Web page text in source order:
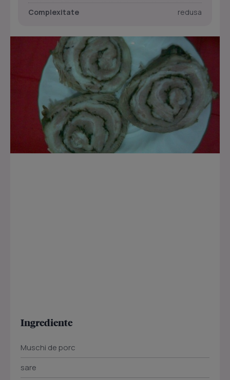
Complexitate
redusa
Ingrediente
Muschi de porc
sare